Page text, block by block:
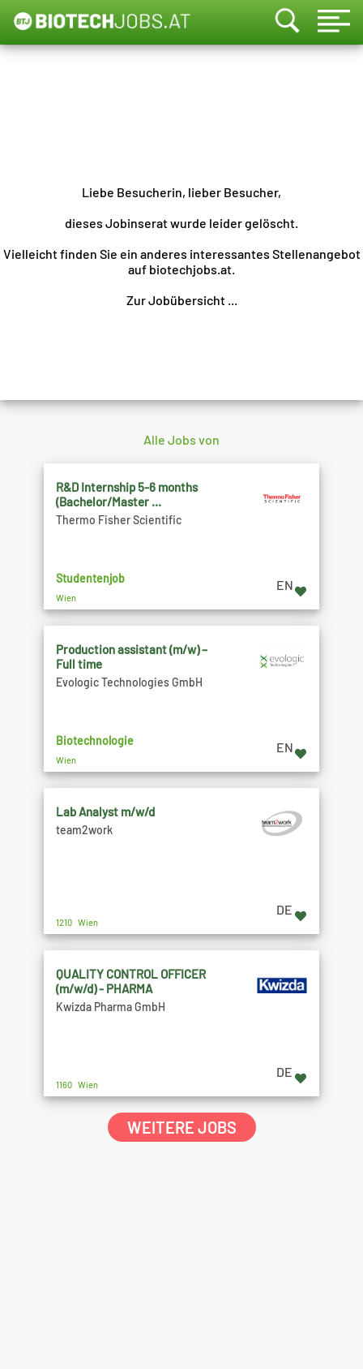
Liebe Besucherin, lieber Besucher,
dieses Jobinserat wurde leider gelöscht.
Vielleicht finden Sie ein anderes interessantes Stellenangebot
auf biotechjobs.at.
Zur Jobübersicht ...
Alle Jobs von
R&D Internship 5-6 months
(Bachelor/Master ...
Thermo Fisher Scientific
Studentenjob
Wien
EN
Production assistant (m/w) –
Full time
Evologic Technologies GmbH
Biotechnologie
Wien
EN
Lab Analyst m/w/d
team2work
1210 Wien
DE
QUALITY CONTROL OFFICER
(m/w/d) - PHARMA
Kwizda Pharma GmbH
1160 Wien
DE
WEITERE JOBS